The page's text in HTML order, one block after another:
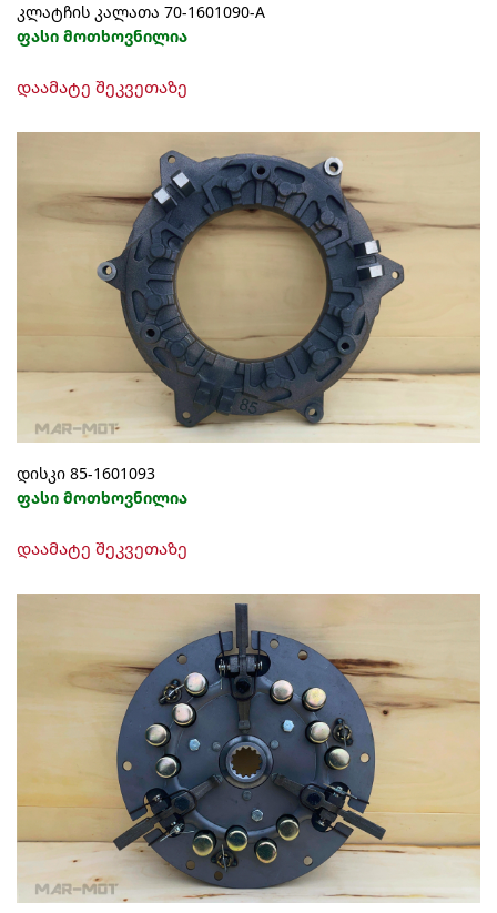
კლატჩის კალათა 70-1601090-A
ფასი მოთხოვნილია
დაამატე შეკვეთაზე
დისკი 85-1601093
ფასი მოთხოვნილია
დაამატე შეკვეთაზე